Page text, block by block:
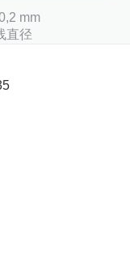
mm
直径